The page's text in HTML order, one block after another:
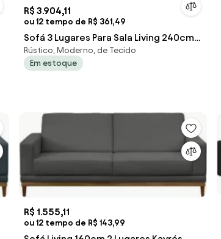
R$ 3.904,11
ou 12 tempo de R$ 361,49
Sofá 3 Lugares Para Sala Living 240cm
Dalton L08 Linho Mescla - Mpozen
Rústico, Moderno, de Tecido
Em estoque
R$ 1.555,11
ou 12 tempo de R$ 143,99